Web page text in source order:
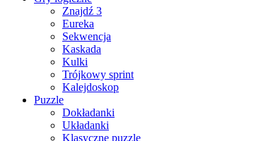
Znajdź 3
Eureka
Sekwencja
Kaskada
Kulki
Trójkowy sprint
Kalejdoskop
Puzzle
Dokładanki
Układanki
Klasyczne puzzle